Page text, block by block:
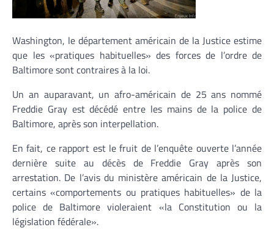
Washington, le département américain de la Justice estime
que les «pratiques habituelles» des forces de l’ordre de
Baltimore sont contraires à la loi.
Un an auparavant, un afro-américain de 25 ans nommé
Freddie Gray est décédé entre les mains de la police de
Baltimore, après son interpellation.
En fait, ce rapport est le fruit de l’enquête ouverte l’année
dernière suite au décès de Freddie Gray après son
arrestation. De l’avis du ministère américain de la Justice,
certains «comportements ou pratiques habituelles» de la
police de Baltimore violeraient «la Constitution ou la
législation fédérale».